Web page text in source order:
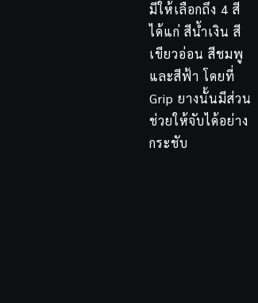
มีให้เลือกถึง 4 สี
ได้แก่ สีน้ำเงิน สี
เขียวอ่อน สีชมพู
และสีฟ้า โดยที่
Grip ยางนั้นมีส่วน
ช่วยให้จับได้อย่าง
กระชับ